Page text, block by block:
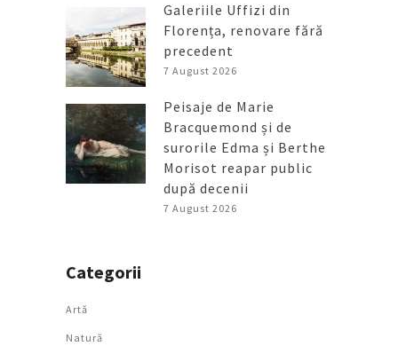
Galeriile Uffizi din
Florența, renovare fără
precedent
7 August 2026
Peisaje de Marie
Bracquemond și de
surorile Edma și Berthe
Morisot reapar public
după decenii
7 August 2026
Categorii
Artǎ
Natură